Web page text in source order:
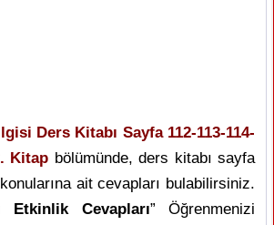
Ders Kitabı Sayfa 112-113-114-
Kitap bölümünde, ders kitabı sayfa
konularına ait cevapları bulabilirsiniz.
Etkinlik Cevapları” Öğrenmenizi